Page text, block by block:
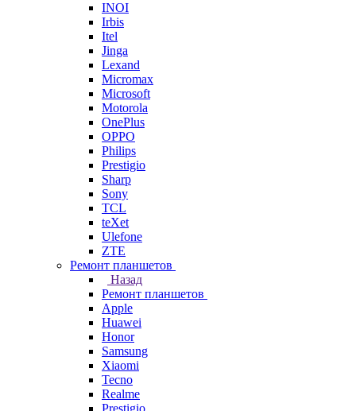
INOI
Irbis
Itel
Jinga
Lexand
Micromax
Microsoft
Motorola
OnePlus
OPPO
Philips
Prestigio
Sharp
Sony
TCL
teXet
Ulefone
ZTE
Ремонт планшетов
Назад
Ремонт планшетов
Apple
Huawei
Honor
Samsung
Xiaomi
Tecno
Realme
Prestigio